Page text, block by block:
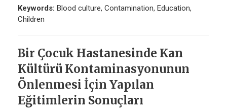
Keywords: Blood culture, Contamination, Education,
Children
Bir Çocuk Hastanesinde Kan
Kültürü Kontaminasyonunun
Önlenmesi İçin Yapılan
Eğitimlerin Sonuçları